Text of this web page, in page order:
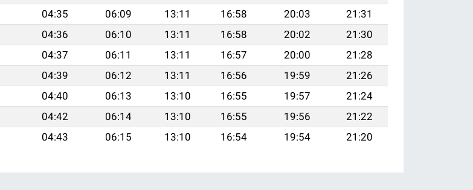
04:35 06:09 13:11 16:58 20:03
21:31
04:36 06:10 13:11 16:58 20:02
21:30
04:37 06:11 13:11 16:57 20:00
21:28
04:39 06:12 13:11 16:56 19:59
21:26
04:40 06:13 13:10 16:55 19:57
21:24
04:42 06:14 13:10 16:55 19:56
21:22
04:43 06:15 13:10 16:54 19:54 21:20